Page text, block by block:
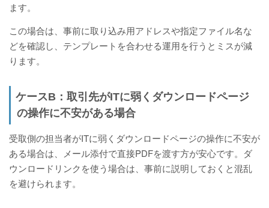
ます。
この場合は、事前に取り込み用アドレスや指定ファイル名な
どを確認し、テンプレートを合わせる運用を行うとミスが減
ります。
ケースB：取引先がITに弱くダウンロードページ
の操作に不安がある場合
受取側の担当者がITに弱くダウンロードページの操作に不安が
ある場合は、メール添付で直接PDFを渡す方が安心です。ダ
ウンロードリンクを使う場合は、事前に説明しておくと混乱
を避けられます。